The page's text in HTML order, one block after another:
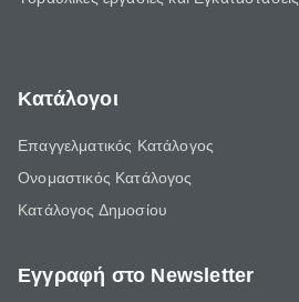
Κατάλογοι
Επαγγελματικός Κατάλογος
Ονομαστικός Κατάλογος
Κατάλογος Δημοσίου
Εγγραφή στο Newsletter